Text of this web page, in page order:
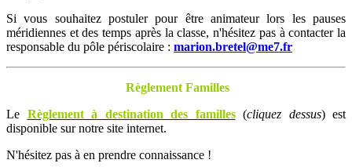
Si vous souhaitez postuler pour être animateur lors les pauses
méridiennes et des temps après la classe, n'hésitez pas à contacter la
responsable du pôle périscolaire : marion.bretel@me7.fr
Règlement Familles
Le Règlement à destination des familles (cliquez dessus) est
disponible sur notre site internet.
N'hésitez pas à en prendre connaissance !